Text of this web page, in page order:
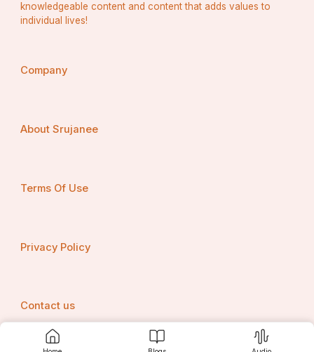
knowledgeable content and content that adds values to
individual lives!
Company
About Srujanee
Terms Of Use
Privacy Policy
Contact us